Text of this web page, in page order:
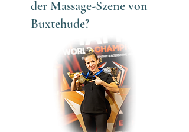
um Sie zu beraten.
der Massage-Szene von
Buxtehude?